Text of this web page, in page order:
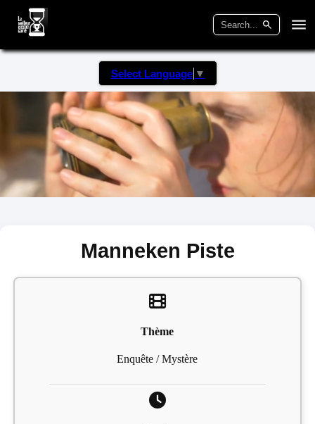
Select Language ▼
Manneken Piste
Thème
Enquête / Mystère